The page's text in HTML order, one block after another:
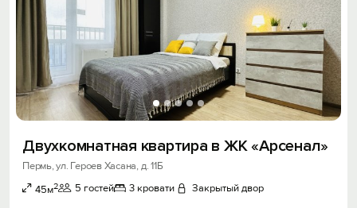
Двухкомнатная квартира в ЖК «Арсенал»
Пермь, ул. Героев Хасана, д. 11Б
45м2 5 гостей 3 кровати Закрытый двор